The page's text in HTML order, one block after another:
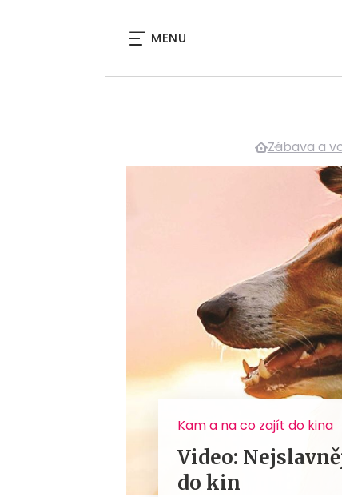
MENU
Zábava a
Kam a na co zajít do kina
Video:
do kin